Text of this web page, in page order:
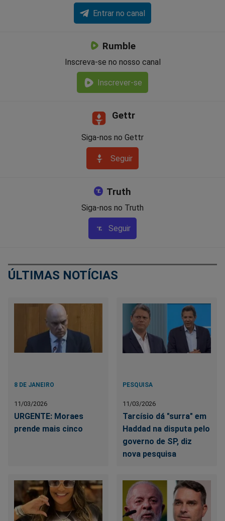
Entrar no canal
Rumble
Inscreva-se no nosso canal
Inscrever-se
Gettr
Siga-nos no Gettr
Seguir
Truth
Siga-nos no Truth
Seguir
ÚLTIMAS NOTÍCIAS
8 DE JANEIRO
11/03/2026
URGENTE: Moraes
prende mais cinco
PESQUISA
11/03/2026
Tarcísio dá "surra" em
Haddad na disputa pelo
governo de SP, diz
nova pesquisa